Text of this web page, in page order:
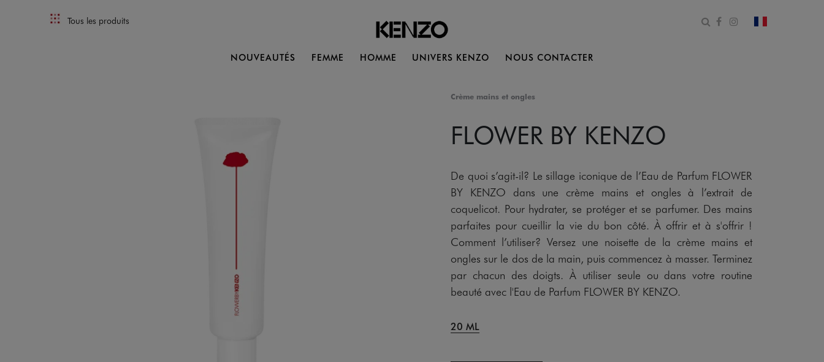
Tous les produits Ouvrir le formulaire de
Facebook
Instagram
changer le
NOUVEAUTÉS FEMME HOMME UNIVERS KENZO NOUS CONTACTER
Crème mains et ongles
FLOWER BY KENZO
De quoi s’agit-il? Le sillage iconique de l’Eau de Parfum FLOWER
BY KENZO dans une crème mains et ongles à l’extrait de
coquelicot. Pour hydrater, se protéger et se parfumer. Des mains
parfaites pour cueillir la vie du bon côté. À offrir et à s'offrir !
Comment l’utiliser? Versez une noisette de la crème mains et
ongles sur le dos de la main, puis commencez à masser. Terminez
par chacun des doigts. À utiliser seule ou dans votre routine
beauté avec l'Eau de Parfum FLOWER BY KENZO.
20 ML